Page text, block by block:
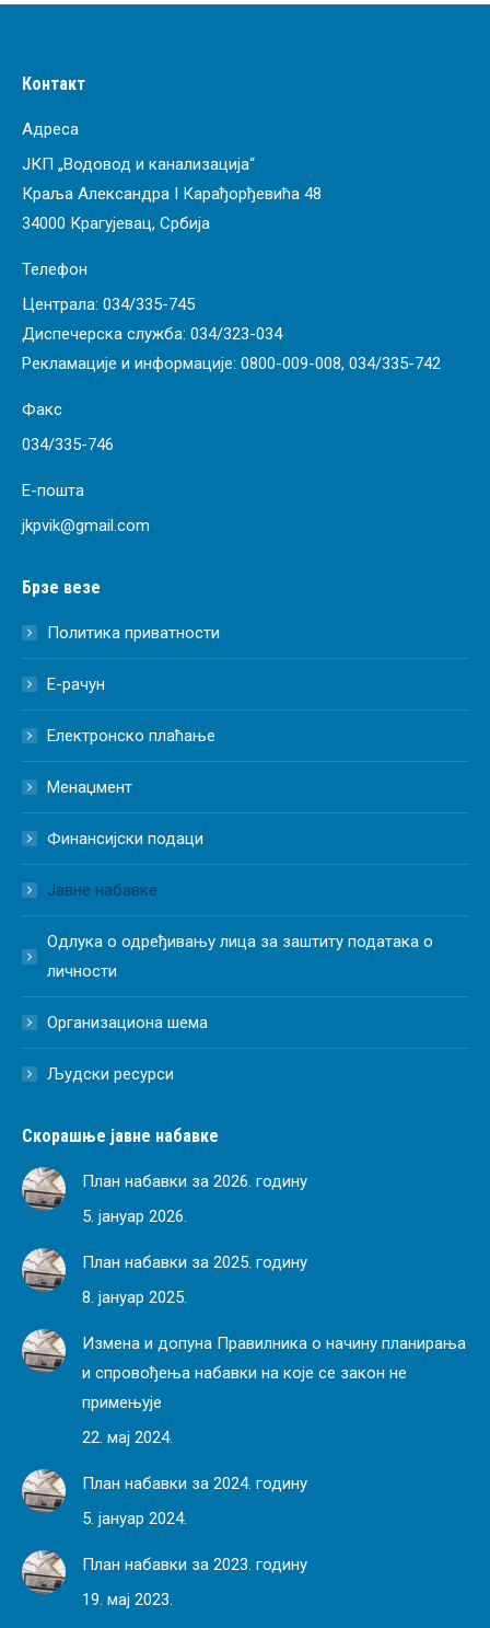
Контакт
Адреса
ЈКП „Водовод и канализација“
Краља Александра I Карађорђевића 48
34000 Крагујевац, Србија
Телефон
Централа: 034/335-745
Диспечерска служба: 034/323-034
Рекламације и информације: 0800-009-008, 034/335-742
Факс
034/335-746
Е-пошта
jkpvik@gmail.com
Брзе везе
Политика приватности
Е-рачун
Електронско плаћање
Менаџмент
Финансијски подаци
Јавне набавке
Одлука о одређивању лица за заштиту података о
личности
Организациона шема
Људски ресурси
Скорашње јавне набавке
План набавки за 2026. годину
5. јануар 2026.
План набавки за 2025. годину
8. јануар 2025.
Измена и допуна Правилника о начину планирања
и спровођења набавки на које се закон не
примењује
22. мај 2024.
План набавки за 2024. годину
5. јануар 2024.
План набавки за 2023. годину
19. мај 2023.